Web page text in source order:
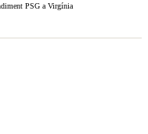
PSG a Virgínia